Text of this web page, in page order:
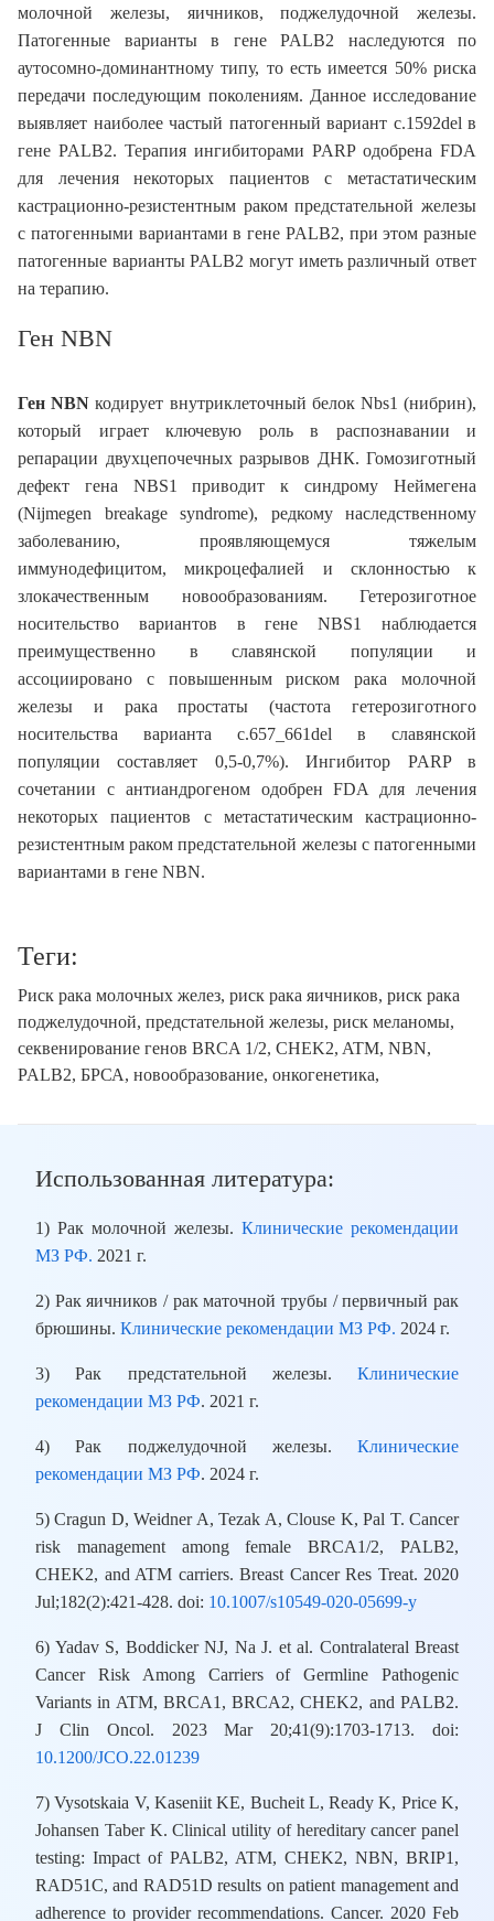
молочной железы, яичников, поджелудочной железы.
Патогенные варианты в гене PALB2 наследуются по
аутосомно-доминантному типу, то есть имеется 50% риска
передачи последующим поколениям. Данное исследование
выявляет наиболее частый патогенный вариант c.1592del в
гене PALB2. Терапия ингибиторами PARP одобрена FDA
для лечения некоторых пациентов с метастатическим
кастрационно-резистентным раком предстательной железы
с патогенными вариантами в гене PALB2, при этом разные
патогенные варианты PALB2 могут иметь различный ответ
на терапию.
Ген NBN
Ген NBN кодирует внутриклеточный белок Nbs1 (нибрин),
который играет ключевую роль в распознавании и
репарации двухцепочечных разрывов ДНК. Гомозиготный
дефект гена NBS1 приводит к синдрому Неймегена
(Nijmegen breakage syndrome), редкому наследственному
заболеванию, проявляющемуся тяжелым
иммунодефицитом, микроцефалией и склонностью к
злокачественным новообразованиям. Гетерозиготное
носительство вариантов в гене NBS1 наблюдается
преимущественно в славянской популяции и
ассоциировано с повышенным риском рака молочной
железы и рака простаты (частота гетерозиготного
носительства варианта c.657_661del в славянской
популяции составляет 0,5-0,7%). Ингибитор PARP в
сочетании с антиандрогеном одобрен FDA для лечения
некоторых пациентов с метастатическим кастрационно-
резистентным раком предстательной железы с патогенными
вариантами в гене NBN.
Теги:
Риск рака молочных желез, риск рака яичников, риск рака
поджелудочной, предстательной железы, риск меланомы,
секвенирование генов BRCA 1/2, CHEK2, ATM, NBN,
PALB2, БРСА, новообразование, онкогенетика,
Использованная литература:
1) Рак молочной железы. Клинические рекомендации
МЗ РФ. 2021 г.
2) Рак яичников / рак маточной трубы / первичный рак
брюшины. Клинические рекомендации МЗ РФ. 2024 г.
3) Рак предстательной железы. Клинические
рекомендации МЗ РФ. 2021 г.
4) Рак поджелудочной железы. Клинические
рекомендации МЗ РФ. 2024 г.
5) Cragun D, Weidner A, Tezak A, Clouse K, Pal T. Cancer
risk management among female BRCA1/2, PALB2,
CHEK2, and ATM carriers. Breast Cancer Res Treat. 2020
Jul;182(2):421-428. doi: 10.1007/s10549-020-05699-y
6) Yadav S, Boddicker NJ, Na J. et al. Contralateral Breast
Cancer Risk Among Carriers of Germline Pathogenic
Variants in ATM, BRCA1, BRCA2, CHEK2, and PALB2.
J Clin Oncol. 2023 Mar 20;41(9):1703-1713. doi:
10.1200/JCO.22.01239
7) Vysotskaia V, Kaseniit KE, Bucheit L, Ready K, Price K,
Johansen Taber K. Clinical utility of hereditary cancer panel
testing: Impact of PALB2, ATM, CHEK2, NBN, BRIP1,
RAD51C, and RAD51D results on patient management and
adherence to provider recommendations. Cancer. 2020 Feb